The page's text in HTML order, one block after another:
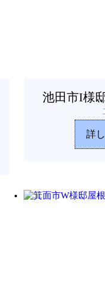
池田市I様
詳